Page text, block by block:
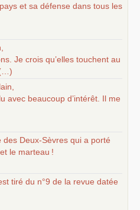
et sa défense dans tous les
Je crois qu’elles touchent au
avec beaucoup d’intérêt. Il me
des Deux-Sèvres qui a porté
le marteau !
tiré du n°9 de la revue datée